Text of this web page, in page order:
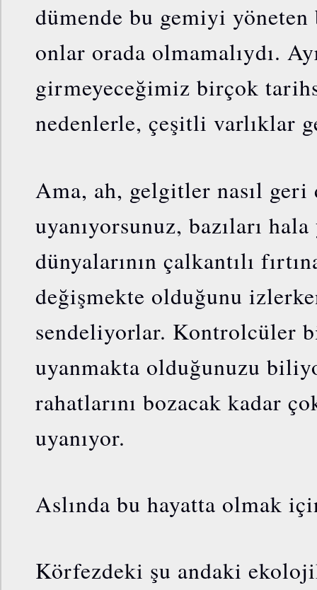
dümende bu gemiyi
onlar orada olmamalıydı.
girmeyeceğimiz birçok
nedenlerle, çeşitli varlıklar
Ama, ah, gelgitler nasıl
uyanıyorsunuz, bazıları
dünyalarının çalkantılı
değişmekte olduğunu
sendeliyorlar. Kontrolcüler
uyanmakta olduğunuzu
rahatlarını bozacak kadar
uyanıyor.
Aslında bu hayatta olmak
Körfezdeki şu andaki